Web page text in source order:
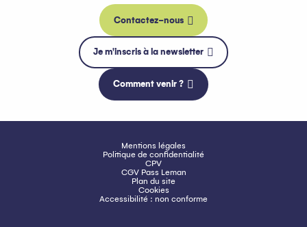
Contactez-nous
Je m'inscris à la newsletter
Comment venir ?
Mentions légales
Politique de confidentialité
CPV
CGV Pass Leman
Plan du site
Cookies
Accessibilité : non conforme